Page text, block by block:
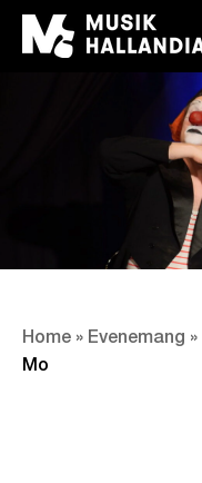
Home » Evenemang »
Mo